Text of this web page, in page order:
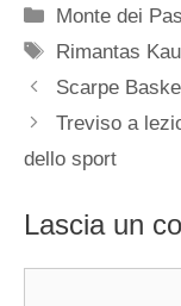
Categorie
Monte dei
Tag
Rimantas
Scarpe
Treviso a
dello sport
Lascia un